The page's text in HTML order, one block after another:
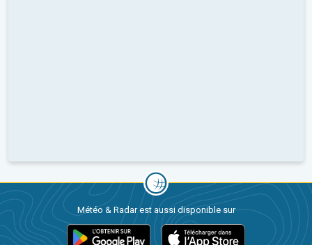
Météo & Radar est aussi disponible sur